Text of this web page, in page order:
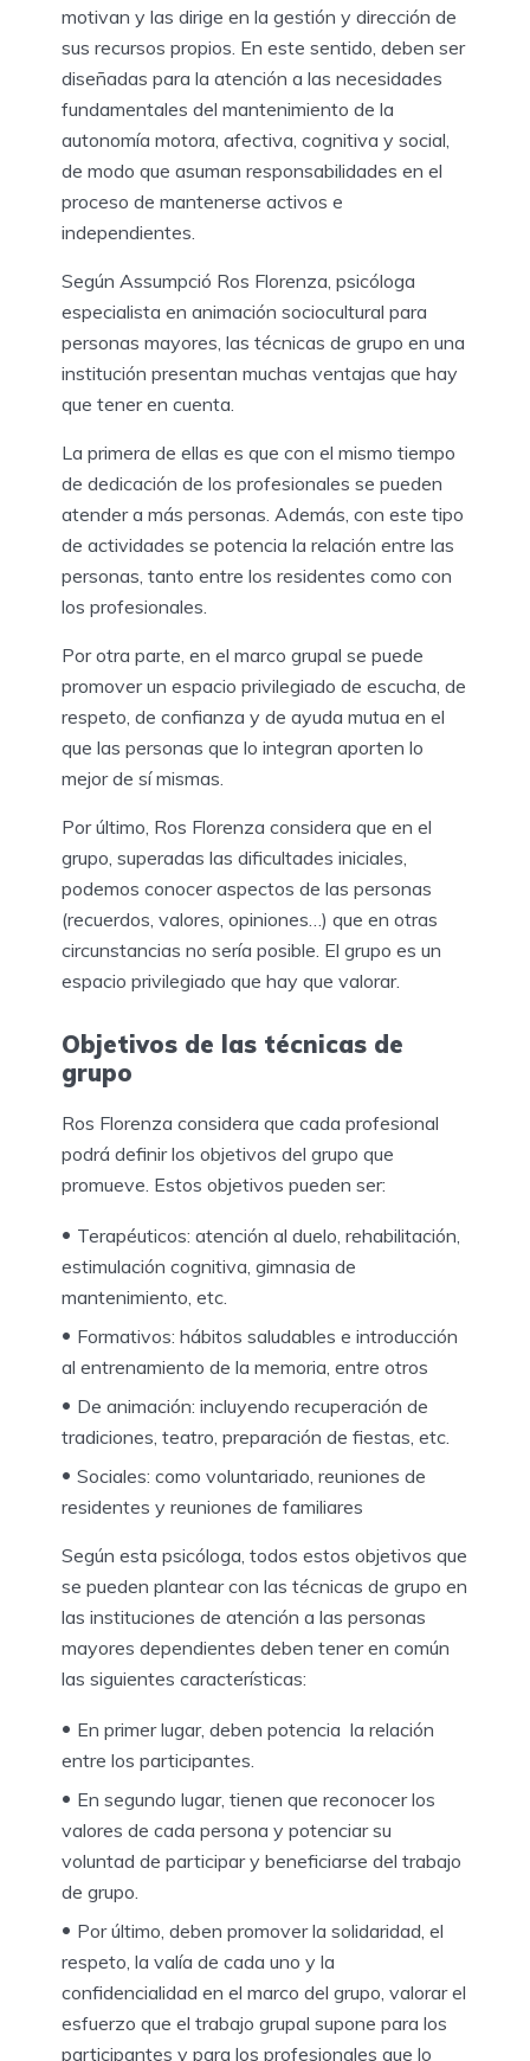
motivan y las dirige en la gestión y dirección de
sus recursos propios. En este sentido, deben ser
diseñadas para la atención a las necesidades
fundamentales del mantenimiento de la
autonomía motora, afectiva, cognitiva y social,
de modo que asuman responsabilidades en el
proceso de mantenerse activos e
independientes.
Según Assumpció Ros Florenza, psicóloga
especialista en animación sociocultural para
personas mayores, las técnicas de grupo en una
institución presentan muchas ventajas que hay
que tener en cuenta.
La primera de ellas es que con el mismo tiempo
de dedicación de los profesionales se pueden
atender a más personas. Además, con este tipo
de actividades se potencia la relación entre las
personas, tanto entre los residentes como con
los profesionales.
Por otra parte, en el marco grupal se puede
promover un espacio privilegiado de escucha, de
respeto, de confianza y de ayuda mutua en el
que las personas que lo integran aporten lo
mejor de sí mismas.
Por último, Ros Florenza considera que en el
grupo, superadas las dificultades iniciales,
podemos conocer aspectos de las personas
(recuerdos, valores, opiniones…) que en otras
circunstancias no sería posible. El grupo es un
espacio privilegiado que hay que valorar.
Objetivos de las técnicas de
grupo
Ros Florenza considera que cada profesional
podrá definir los objetivos del grupo que
promueve. Estos objetivos pueden ser:
Terapéuticos: atención al duelo, rehabilitación,
estimulación cognitiva, gimnasia de
mantenimiento, etc.
Formativos: hábitos saludables e introducción
al entrenamiento de la memoria, entre otros
De animación: incluyendo recuperación de
tradiciones, teatro, preparación de fiestas, etc.
Sociales: como voluntariado, reuniones de
residentes y reuniones de familiares
Según esta psicóloga, todos estos objetivos que
se pueden plantear con las técnicas de grupo en
las instituciones de atención a las personas
mayores dependientes deben tener en común
las siguientes características:
En primer lugar, deben potencia la relación
entre los participantes.
En segundo lugar, tienen que reconocer los
valores de cada persona y potenciar su
voluntad de participar y beneficiarse del trabajo
de grupo.
Por último, deben promover la solidaridad, el
respeto, la valía de cada uno y la
confidencialidad en el marco del grupo, valorar el
esfuerzo que el trabajo grupal supone para los
participantes y para los profesionales que lo